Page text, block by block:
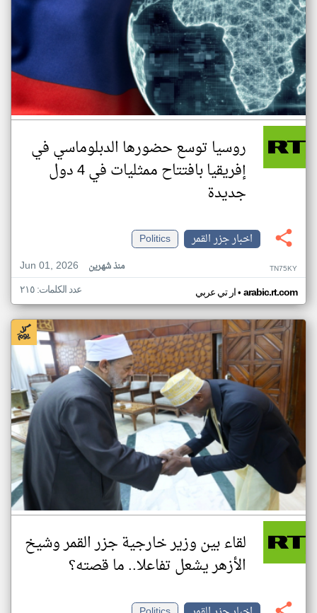
روسيا توسع حضورها الدبلوماسي في
إفريقيا بافتتاح ممثليات في 4 دول
جديدة
اخبار جزر القمر
Politics
Jun 01, 2026
منذ شهرين TN75KY
ار تي عربي• arabic.rt.com عدد الكلمات: ٢١٥
لقاء بين وزير خارجية جزر القمر وشيخ
الأزهر يشعل تفاعلا.. ما قصته؟